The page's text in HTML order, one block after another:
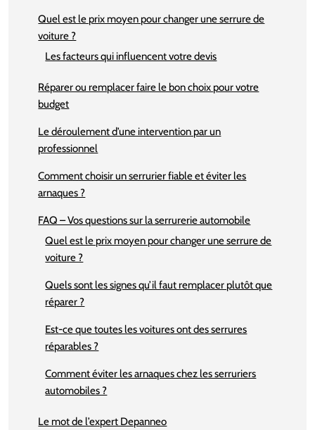
Quel est le prix moyen pour changer une serrure de
voiture ?
Les facteurs qui influencent votre devis
Réparer ou remplacer faire le bon choix pour votre
budget
Le déroulement d’une intervention par un
professionnel
Comment choisir un serrurier fiable et éviter les
arnaques ?
FAQ – Vos questions sur la serrurerie automobile
Quel est le prix moyen pour changer une serrure de
voiture ?
Quels sont les signes qu’il faut remplacer plutôt que
réparer ?
Est-ce que toutes les voitures ont des serrures
réparables ?
Comment éviter les arnaques chez les serruriers
automobiles ?
Le mot de l’expert Depanneo